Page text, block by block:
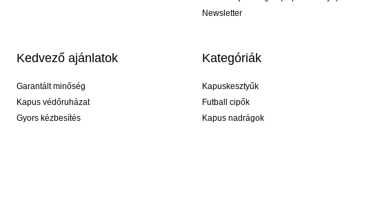
Newsletter
Kedvező ajánlatok
Garantált minőség
Kapus védőruházat
Gyors kézbesítés
Kategóriák
Kapuskesztyűk
Futball cipők
Kapus nadrágok